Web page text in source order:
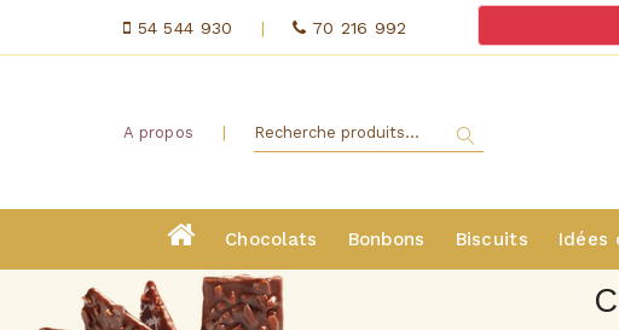
54 544 930 | 70 216 992
A propos |
Chocolats Bonbons Biscuits Idées